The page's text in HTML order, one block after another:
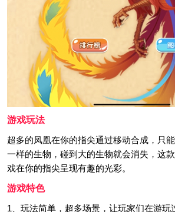
游戏玩法
超多的凤凰在你的指尖通过移动合成，只
一样的生物，碰到大的生物就会消失，这
戏在你的指尖呈现有趣的光彩。
游戏特色
1、玩法简单，超多场景，让玩家们在游玩